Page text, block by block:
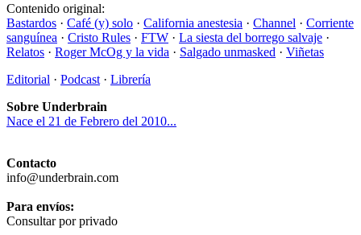
Contenido original:
Bastardos · Café (y) solo · California anestesia · Channel · Corriente
sanguínea · Cristo Rules · FTW · La siesta del borrego salvaje ·
Relatos · Roger McOg y la vida · Salgado unmasked · Viñetas
Editorial · Podcast · Librería
Sobre Underbrain
Nace el 21 de Febrero del 2010...
Contacto
info@underbrain.com
Para envíos:
Consultar por privado